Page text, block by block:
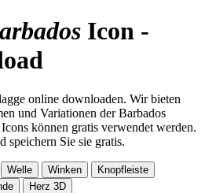
Icon -
online downloaden. Wir bieten
und Variationen der Barbados
können gratis verwendet werden.
speichern Sie sie gratis.
Welle Winken
Knopfleiste
Herz 3D